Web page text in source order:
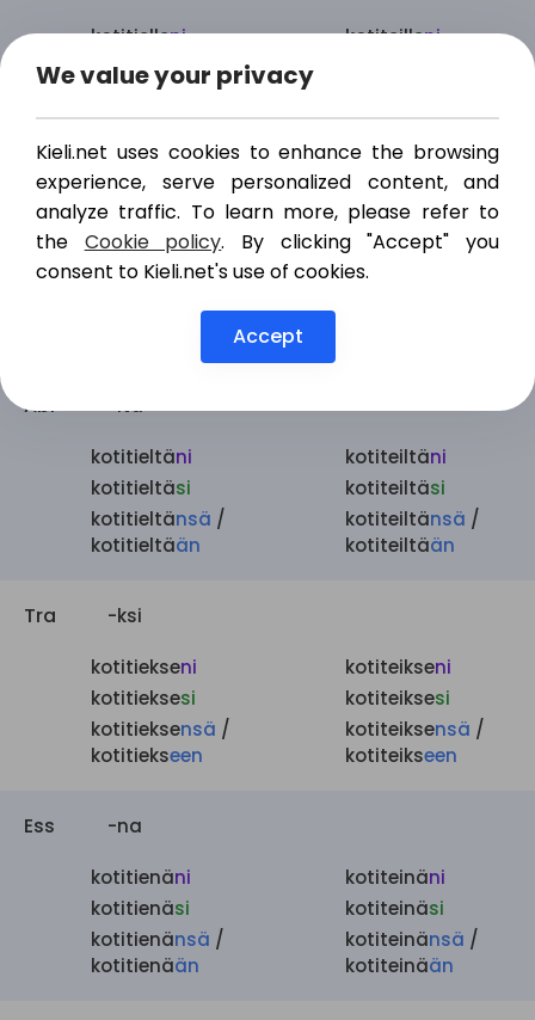
kotitielleni
kotitiellesi
kotitielle
/
kotitielleen
kotiteilleni
kotiteilleän
Ade -lla
kotitielläni
kotitielläsi
nsä/
kotiteilläni
kotiteillä
Abl -lta
kotitieltäni
kotitieltäsi
kotitieltänsä /
kotitieltään
kotiteiltäni
kotiteiltäsi
kotiteiltänsä /
kotiteiltään
Tra -ksi
kotitiekseni
kotitieksesi
kotitieksensä /
kotitiekseen
kotiteikseni
kotiteiksesi
kotiteiksensä /
kotiteikseen
Ess -na
kotitienäni
kotitienäsi
kotitienänsä /
kotitienään
kotiteinäni
kotiteinäsi
kotiteinänsä /
kotiteinään
We value your privacy
Kieli.net uses cookies to enhance the browsing
experience, serve personalized content, and
analyze traffic. To learn more, please refer to
the Cookie policy. By clicking "Accept" you
consent to Kieli.net's use of cookies.
Accept